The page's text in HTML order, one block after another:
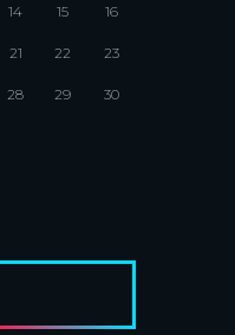
14 15 16
21 22 23
28 29 30